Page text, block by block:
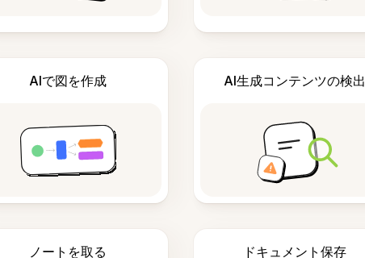
AIで図を作成 AI生成コンテンツの検出
ノートを取る ドキュメント保存